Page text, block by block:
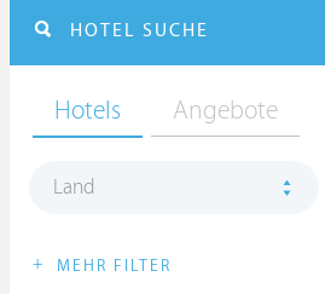
HOTEL SUCHE
Hotels Angebote
Land
+ MEHR FILTER